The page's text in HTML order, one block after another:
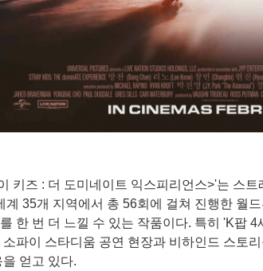
키즈 : 더 도미네이트 익스피리언스>'는 스
계 35개 지역에서 총 56회에 걸쳐 진행한 월
한 번 더 느낄 수 있는 작품이다. 특히 'K팝
소파이 스타디움 공연 현장과 비하인드 스토
얻고 있다.